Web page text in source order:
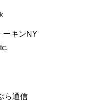
ーキンNY
ら通信